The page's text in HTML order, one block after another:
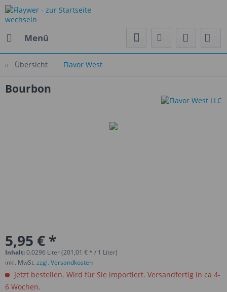
Menü
Übersicht Flavor West
Bourbon
5,95 € *
Inhalt:0.0296 Liter (201,01 € * / 1 Liter)
inkl. MwSt. zzgl. Versandkosten
Jetzt bestellen. Wird für Sie importiert. Versandfertig in ca 4-
6 Wochen.